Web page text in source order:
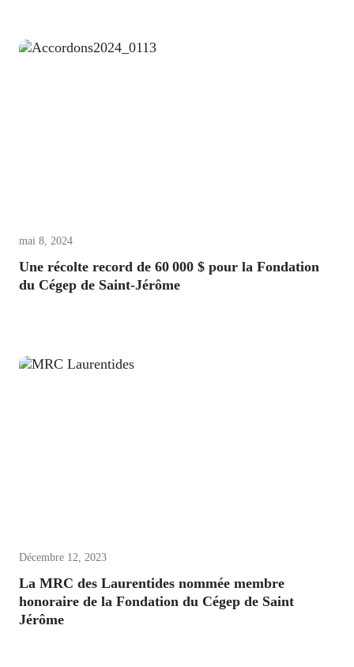
mai 8, 2024
Une récolte record de 60 000 $ pour la Fondation
du Cégep de Saint-Jérôme
Décembre 12, 2023
La MRC des Laurentides nommée membre
honoraire de la Fondation du Cégep de Saint
Jérôme